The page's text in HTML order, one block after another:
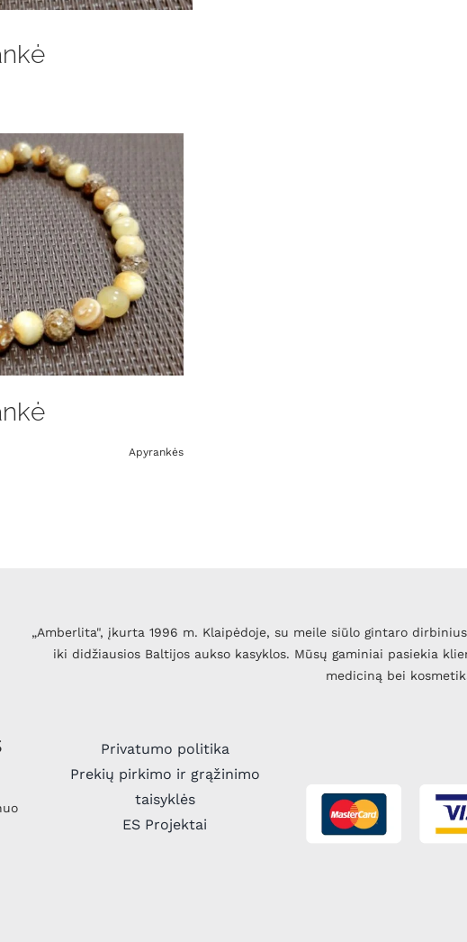
Apyrankės
„Amberlita", įkurta 1996 m. Klaipėdoje, su meile siūlo gintaro
iki didžiausios Baltijos aukso kasyklos. Mūsų gaminiai pasiekia
mediciną bei
Privatumo politika
Prekių pirkimo ir grąžinimo
taisyklės
ES Projektai